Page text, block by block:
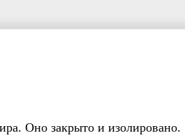
Оно закрыто и изолировано.